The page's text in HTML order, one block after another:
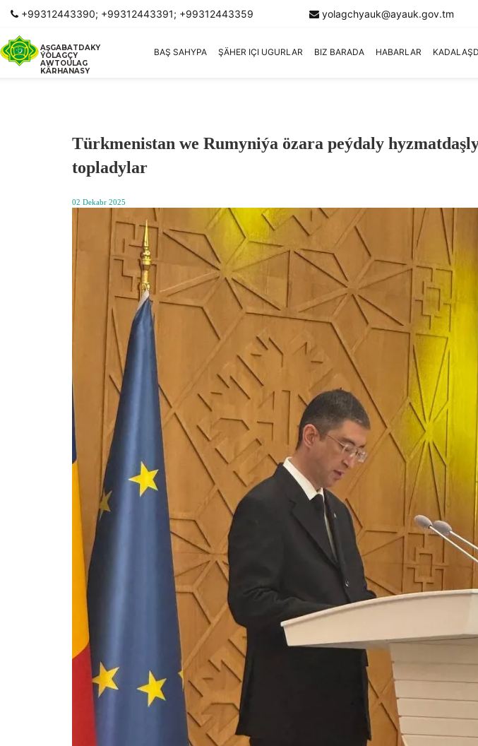
+99312443390; +99312443391; +99312443359 yolagchyauk@ayauk.gov.tm
AŞGABATDAKY
ÝOLAGÇY
AWTOULAG
KÄRHANASY
BAŞ SAHYPA ŞÄHER IÇI UGURLAR BIZ BARADA HABARLAR
Türkmenistan we Rumyniýa özara peýdaly
topladylar
02 Dekabr 2025